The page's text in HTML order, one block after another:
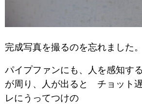
完成写真を撮るのを忘れました。
パイプファンにも、人を感知す
が周り、人が出ると チョット
レにうってつけの